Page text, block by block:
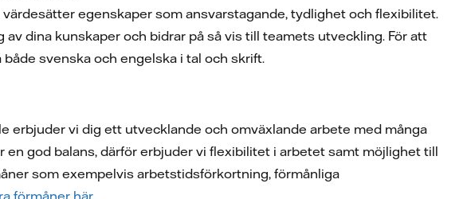
egenskaper som ansvarstagande, tydlighet och flexibilitet.
dina kunskaper och bidrar på så vis till teamets utveckling. För att
svenska och engelska i tal och skrift.
erbjuder vi dig ett utvecklande och omväxlande arbete med många
god balans, därför erbjuder vi flexibilitet i arbetet samt möjlighet till
som exempelvis arbetstidsförkortning, förmånliga
förmåner här.